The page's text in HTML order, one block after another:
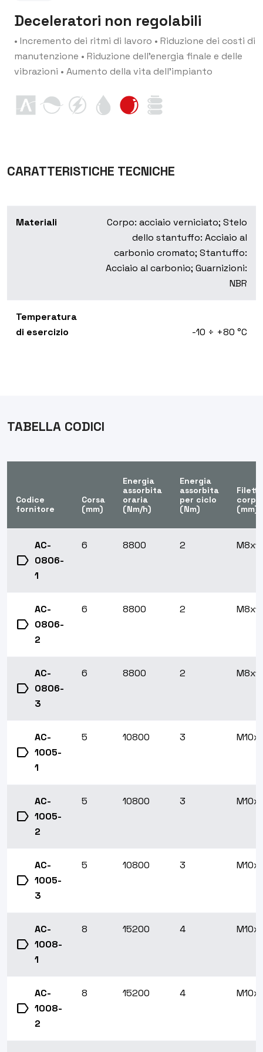
Deceleratori non regolabili
• Incremento dei ritmi di lavoro • Riduzione dei costi di
manutenzione • Riduzione dell’energia finale e delle
vibrazioni • Aumento della vita dell’impianto
CARATTERISTICHE TECNICHE
Materiali
Corpo: acciaio verniciato; Stelo
dello stantuffo: Acciaio al
carbonio cromato; Stantuffo:
Acciaio al carbonio; Guarnizioni:
NBR
Temperatura
di esercizio
-10 ÷ +80 °C
TABELLA CODICI
Codice
fornitore
Corsa
(mm)
Energia
assorbita
oraria
(Nm/h)
Energia
assorbita
per ciclo
(Nm)
Filetto
corpo
(mm)
label
AC-
0806-
1
6 8800 2 M8x1
label
AC-
0806-
2
6 8800 2 M8x1
label
AC-
0806-
3
6 8800 2 M8x1
label
AC-
1005-
1
5 10800 3 M10x1
label
AC-
1005-
2
5 10800 3 M10x1
label
AC-
1005-
3
5 10800 3 M10x1
label
AC-
1008-
1
8 15200 4 M10x1
label
AC-
1008-
2
8 15200 4 M10x1